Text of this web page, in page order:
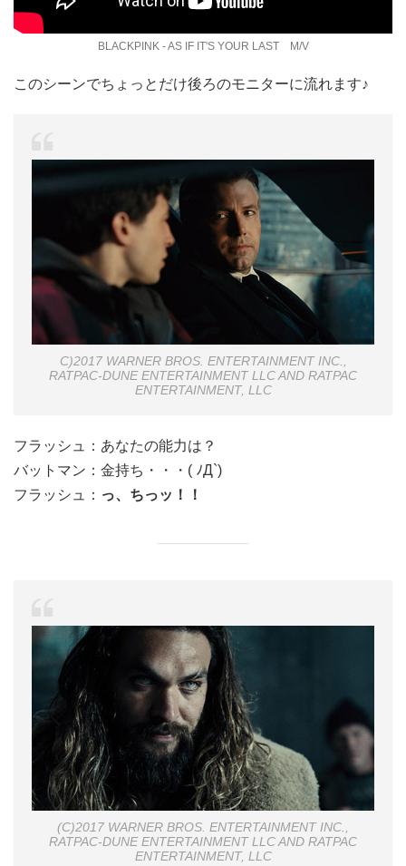
BLACKPINK - AS IF IT'S YOUR LAST M/V
このシーンでちょっとだけ後ろのモニターに流れます♪
C)2017 WARNER BROS. ENTERTAINMENT INC.,
RATPAC-DUNE ENTERTAINMENT LLC AND RATPAC
ENTERTAINMENT, LLC
フラッシュ： あなたの能力は？
バットマン： 金持ち・・・( ﾉД`)
フラッシュ： っ、ちっッ！！
(C)2017 WARNER BROS. ENTERTAINMENT INC.,
RATPAC-DUNE ENTERTAINMENT LLC AND RATPAC
ENTERTAINMENT, LLC